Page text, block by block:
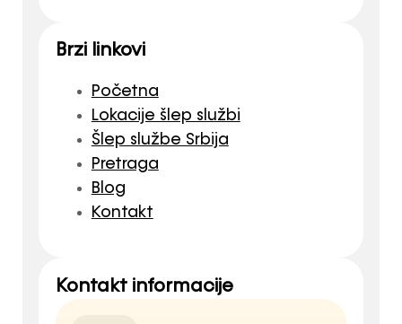
Brzi linkovi
Početna
Lokacije šlep službi
Šlep službe Srbija
Pretraga
Blog
Kontakt
Kontakt informacije